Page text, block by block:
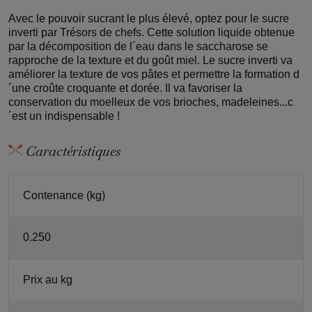
Avec le pouvoir sucrant le plus élevé, optez pour le sucre
inverti par Trésors de chefs. Cette solution liquide obtenue
par la décomposition de l´eau dans le saccharose se
rapproche de la texture et du goût miel. Le sucre inverti va
améliorer la texture de vos pâtes et permettre la formation d
´une croûte croquante et dorée. Il va favoriser la
conservation du moelleux de vos brioches, madeleines...c
´est un indispensable !
Caractéristiques
Contenance (kg)
0.250
Prix au kg